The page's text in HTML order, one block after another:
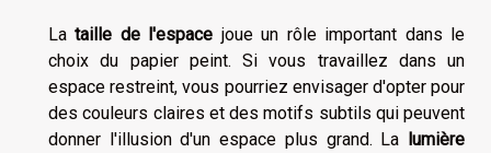
Lataille de l'espace joue un rôle important dans le
choix du papier peint. Si vous travaillez dans un
espace restreint, vous pourriez envisager d'opter pour
des couleurs claires et des motifs subtils qui peuvent
donner l'illusion d'un espace plus grand. La lumière